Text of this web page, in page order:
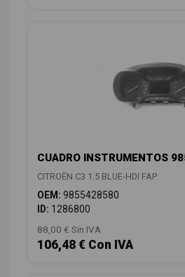
CUADRO INSTRUMENTOS
CITROËN C3 1.5 BLUE-HDI FAP
OEM: 9855428580
ID: 1286800
88,00 € Sin IVA
106,48 € Con IVA